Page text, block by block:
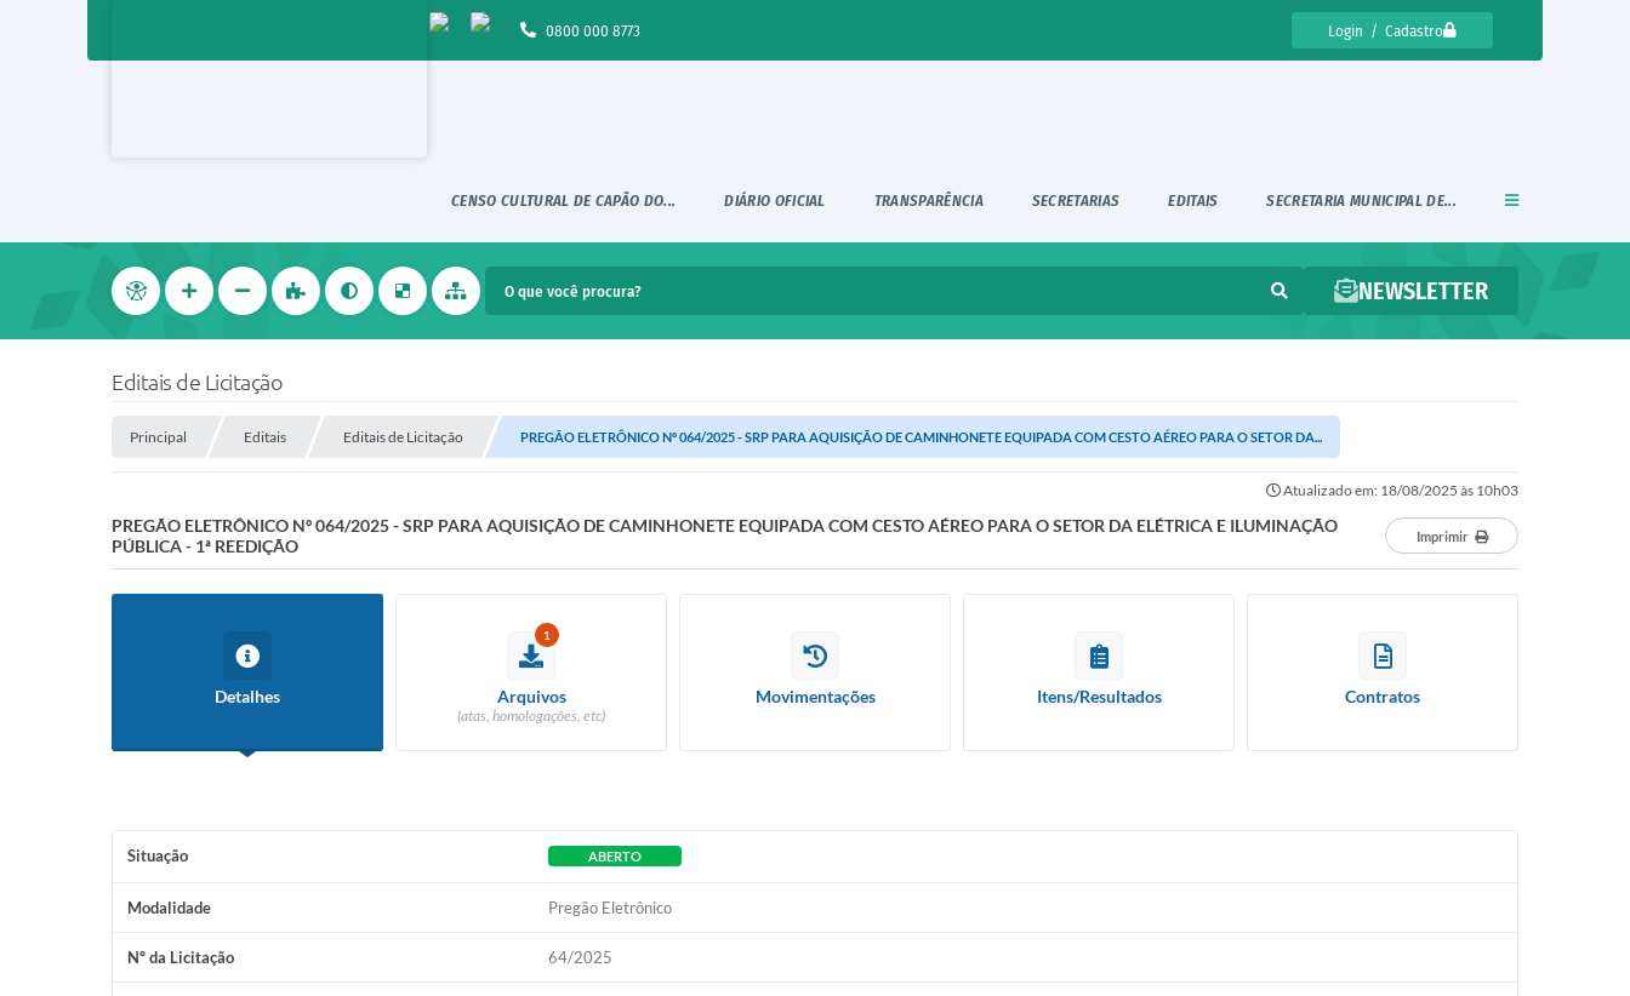
Login / Cadastro
0800 000 8773
CENSO CULTURAL DE CAPÃO DO... DIÁRIO OFICIAL TRANSPARÊNCIA SECRETARIAS EDITAIS SECRETARIA MUNICIPAL DE...
NEWSLETTER
Editais de Licitação
Principal Editais Editais de Licitação PREGÃO ELETRÔNICO Nº 064/2025 - SRP PARA AQUISIÇÃO DE CAMINHONETE EQUIPADA COM CESTO AÉREO PARA O SETOR DA...
Atualizado em: 18/08/2025 às 10h03
PREGÃO ELETRÔNICO Nº 064/2025 - SRP PARA AQUISIÇÃO DE CAMINHONETE EQUIPADA COM CESTO AÉREO PARA O SETOR DA ELÉTRICA E ILUMINAÇÃO
PÚBLICA - 1ª REEDIÇÃO
Imprimir
Detalhes
1
Arquivos
(atas, homologações, etc)
Movimentações Itens/Resultados Contratos
Situação ABERTO
Modalidade Pregão Eletrônico
Nº da Licitação 64/2025